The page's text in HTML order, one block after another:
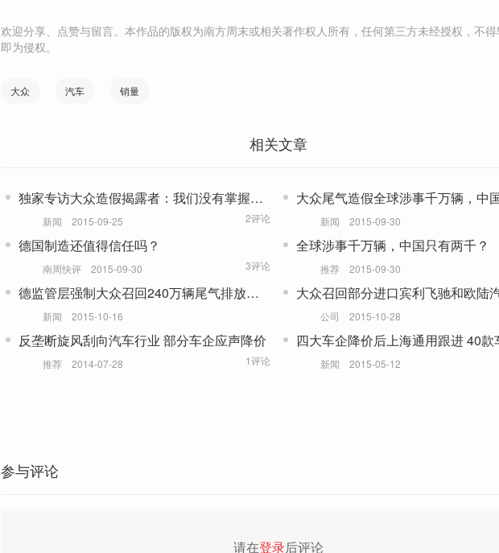
欢迎分享、点赞与留言。本作品的版权为南方周末或相关著作权人所有，任何第三方未经授权，不
即为侵权。
大众 汽车 销量
相关文章
独家专访大众造假揭露者：我们没有掌握销
往中国的柴油发动机汽车数据
新闻 2015-09-25 2评论
大众尾气造假全球涉事千万辆，中
千？新闻 2015-09-30
德国制造还值得信任吗？
南周快评 2015-09-30 3评论
全球涉事千万辆，中国只有两千？
推荐 2015-09-30
德监管层强制大众召回240万辆尾气排放问
题车新闻 2015-10-16
大众召回部分进口宾利飞驰和欧陆
5900辆
公司 2015-10-28
反垄断旋风刮向汽车行业 部分车企应声降价
推荐 2014-07-28 1评论
四大车企降价后上海通用跟进 40款
降5万新闻 2015-05-12
参与评论
请在登录后评论